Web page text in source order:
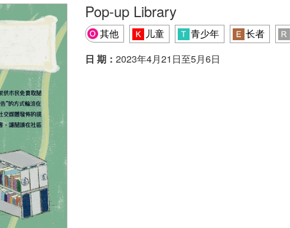
Pop-up Library
其他 儿童 青少年 长者
日 期： 2023年4月21日至5月6日